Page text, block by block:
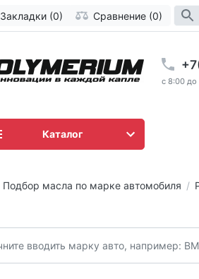
Закладки (0) Сравнение (0)
c 8:00 до
Каталог
Подбор масла по марке автомобиля